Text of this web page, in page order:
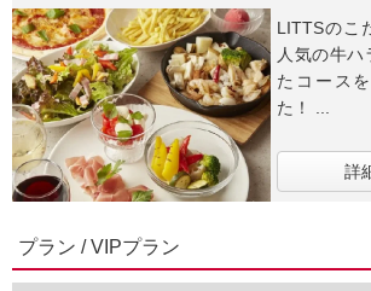
LITTSのこ
人気の牛
たコース
た！ ...
詳
プラン / VIPプラン